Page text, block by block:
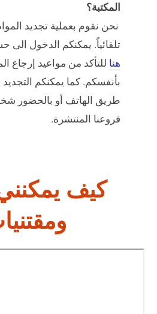
المكتبة؟
نحن نقوم بعملية تجديد
تلقائياً. يمكنكم الدخول الى
هنا للتأكد من مواعيد إرجاع
بأنفسكم. كما يمكنكم التجديد
طريق الهاتف أو بالحضور
فروعنا المنتشرة.
كيف